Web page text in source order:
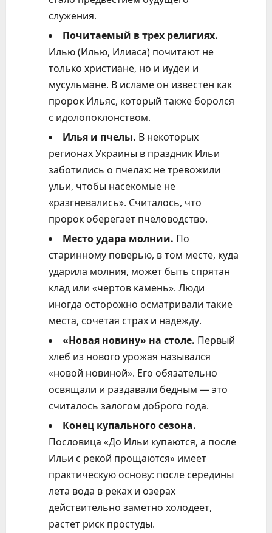
служения.
Почитаемый в трех религиях.
Илью (Илью, Илиаса) почитают не
только христиане, но и иудеи и
мусульмане. В исламе он известен как
пророк Ильяс, который также боролся
с идолопоклонством.
Илья и пчелы. В некоторых
регионах Украины в праздник Ильи
заботились о пчелах: не тревожили
ульи, чтобы насекомые не
«разгневались». Считалось, что
пророк оберегает пчеловодство.
Место удара молнии. По
старинному поверью, в том месте, куда
ударила молния, может быть спрятан
клад или «чертов камень». Люди
иногда осторожно осматривали такие
места, сочетая страх и надежду.
«Новая новину» на столе. Первый
хлеб из нового урожая назывался
«новой новиной». Его обязательно
освящали и раздавали бедным — это
считалось залогом доброго года.
Конец купального сезона.
Пословица «До Ильи купаются, а после
Ильи с рекой прощаются» имеет
практическую основу: после середины
лета вода в реках и озерах
действительно заметно холодеет,
растет риск простуды.